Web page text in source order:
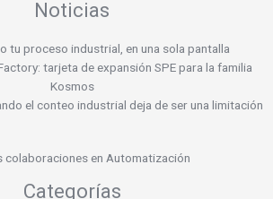
Noticias
tu proceso industrial, en una sola pantalla
tarjeta de expansión SPE para la familia
Kosmos
el conteo industrial deja de ser una limitación
colaboraciones en Automatización
Categorías